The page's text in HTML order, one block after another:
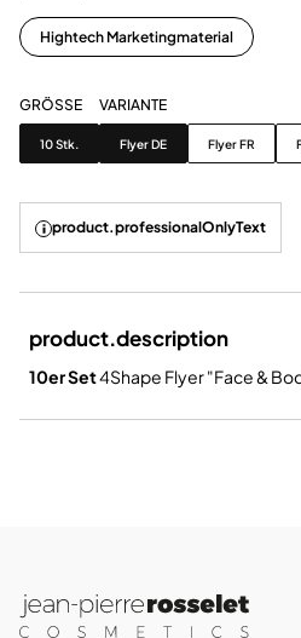
Hightech Marketingmaterial
GRÖSSE
Grösse
10 Stk.
VARIANTE
Variante
Flyer DE Flyer FR
product.professionalOnlyText
product.description
10er Set4Shape Flyer "Face &